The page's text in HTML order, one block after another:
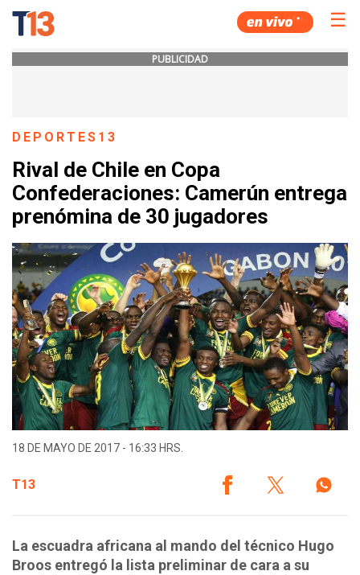
☰
PUBLICIDAD
DEPORTES13
Rival de Chile en Copa
Confederaciones: Camerún entrega
prenómina de 30 jugadores
18 DE MAYO DE 2017 - 16:33 HRS.
T13
La escuadra africana al mando del técnico Hugo
Broos entregó la lista preliminar de cara a su